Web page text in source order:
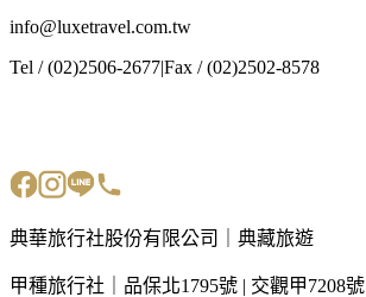
info@luxetravel.com.tw
Tel / (02)2506-2677|Fax / (02)2502-8578
典華旅行社股份有限公司｜典藏旅遊
甲種旅行社｜品保北1795號 | 交觀甲7208號